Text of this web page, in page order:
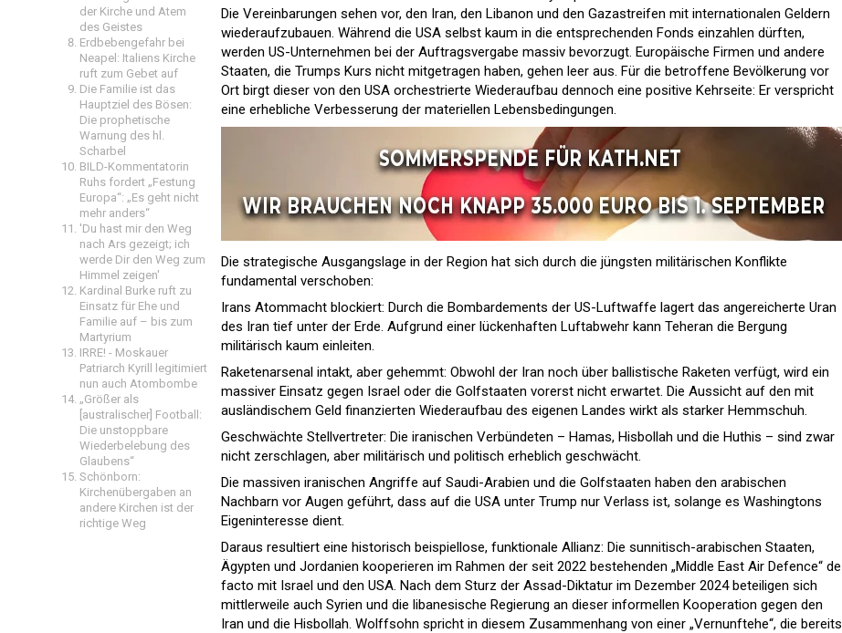
der Kirche und Atem
des Geistes
Erdbebengefahr bei
Neapel: Italiens Kirche
ruft zum Gebet auf
Die Familie ist das
Hauptziel des Bösen:
Die prophetische
Warnung des hl.
Scharbel
BILD-Kommentatorin
Ruhs fordert „Festung
Europa“: „Es geht nicht
mehr anders“
'Du hast mir den Weg
nach Ars gezeigt; ich
werde Dir den Weg zum
Himmel zeigen'
Kardinal Burke ruft zu
Einsatz für Ehe und
Familie auf – bis zum
Martyrium
IRRE! - Moskauer
Patriarch Kyrill legitimiert
nun auch Atombombe
„Größer als
[australischer] Football:
Die unstoppbare
Wiederbelebung des
Glaubens“
Schönborn:
Kirchenübergaben an
andere Kirchen ist der
richtige Weg
Die Vereinbarungen sehen vor, den Iran, den Libanon und den Gazastreifen mit internationalen Geldern
wiederaufzubauen. Während die USA selbst kaum in die entsprechenden Fonds einzahlen dürften,
werden US-Unternehmen bei der Auftragsvergabe massiv bevorzugt. Europäische Firmen und andere
Staaten, die Trumps Kurs nicht mitgetragen haben, gehen leer aus. Für die betroffene Bevölkerung vor
Ort birgt dieser von den USA orchestrierte Wiederaufbau dennoch eine positive Kehrseite: Er verspricht
eine erhebliche Verbesserung der materiellen Lebensbedingungen.
Die strategische Ausgangslage in der Region hat sich durch die jüngsten militärischen Konflikte
fundamental verschoben:
Irans Atommacht blockiert: Durch die Bombardements der US-Luftwaffe lagert das angereicherte Uran
des Iran tief unter der Erde. Aufgrund einer lückenhaften Luftabwehr kann Teheran die Bergung
militärisch kaum einleiten.
Raketenarsenal intakt, aber gehemmt: Obwohl der Iran noch über ballistische Raketen verfügt, wird ein
massiver Einsatz gegen Israel oder die Golfstaaten vorerst nicht erwartet. Die Aussicht auf den mit
ausländischem Geld finanzierten Wiederaufbau des eigenen Landes wirkt als starker Hemmschuh.
Geschwächte Stellvertreter: Die iranischen Verbündeten – Hamas, Hisbollah und die Huthis – sind zwar
nicht zerschlagen, aber militärisch und politisch erheblich geschwächt.
Die massiven iranischen Angriffe auf Saudi-Arabien und die Golfstaaten haben den arabischen
Nachbarn vor Augen geführt, dass auf die USA unter Trump nur Verlass ist, solange es Washingtons
Eigeninteresse dient.
Daraus resultiert eine historisch beispiellose, funktionale Allianz: Die sunnitisch-arabischen Staaten,
Ägypten und Jordanien kooperieren im Rahmen der seit 2022 bestehenden „Middle East Air Defence“ de
facto mit Israel und den USA. Nach dem Sturz der Assad-Diktatur im Dezember 2024 beteiligen sich
mittlerweile auch Syrien und die libanesische Regierung an dieser informellen Kooperation gegen den
Iran und die Hisbollah. Wolffsohn spricht in diesem Zusammenhang von einer „Vernunftehe“, die bereits